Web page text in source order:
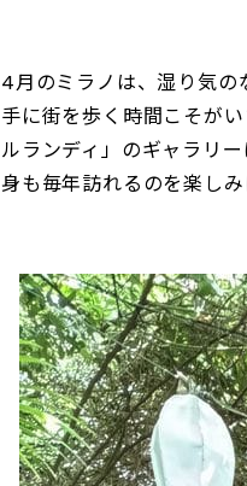
4月のミラノは、湿り気の
手に街を歩く時間こそが
ルランディ」のギャラリ
身も毎年訪れるのを楽しみ